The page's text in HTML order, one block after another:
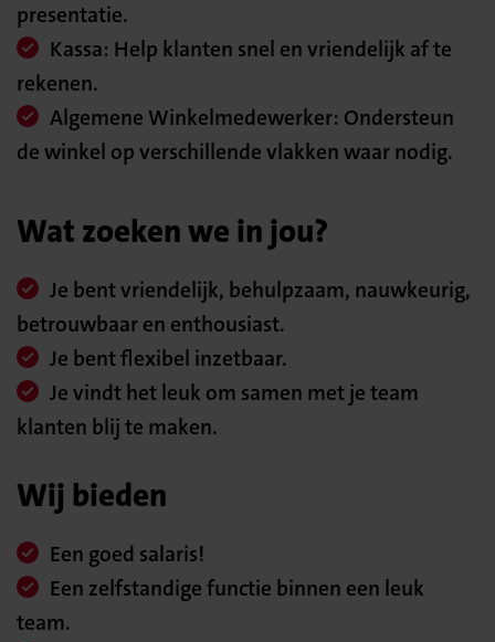
presentatie.
Kassa: Help klanten snel en vriendelijk af te
rekenen.
Algemene Winkelmedewerker: Ondersteun
de winkel op verschillende vlakken waar nodig.
Wat zoeken we in jou?
Je bent vriendelijk, behulpzaam, nauwkeurig,
betrouwbaar en enthousiast.
Je bent flexibel inzetbaar.
Je vindt het leuk om samen met je team
klanten blij te maken.
Wij bieden
Een goed salaris!
Een zelfstandige functie binnen een leuk
team.